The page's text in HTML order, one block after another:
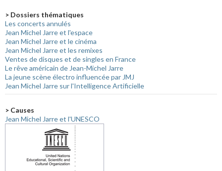
> Dossiers thématiques
Les concerts annulés
Jean Michel Jarre et l'espace
Jean Michel Jarre et le cinéma
Jean Michel Jarre et les remixes
Ventes de disques et de singles en France
Le rêve américain de Jean-Michel Jarre
La jeune scène électro influencée par JMJ
Jean Michel Jarre sur l'Intelligence Artificielle
> Causes
Jean Michel Jarre et l'UNESCO